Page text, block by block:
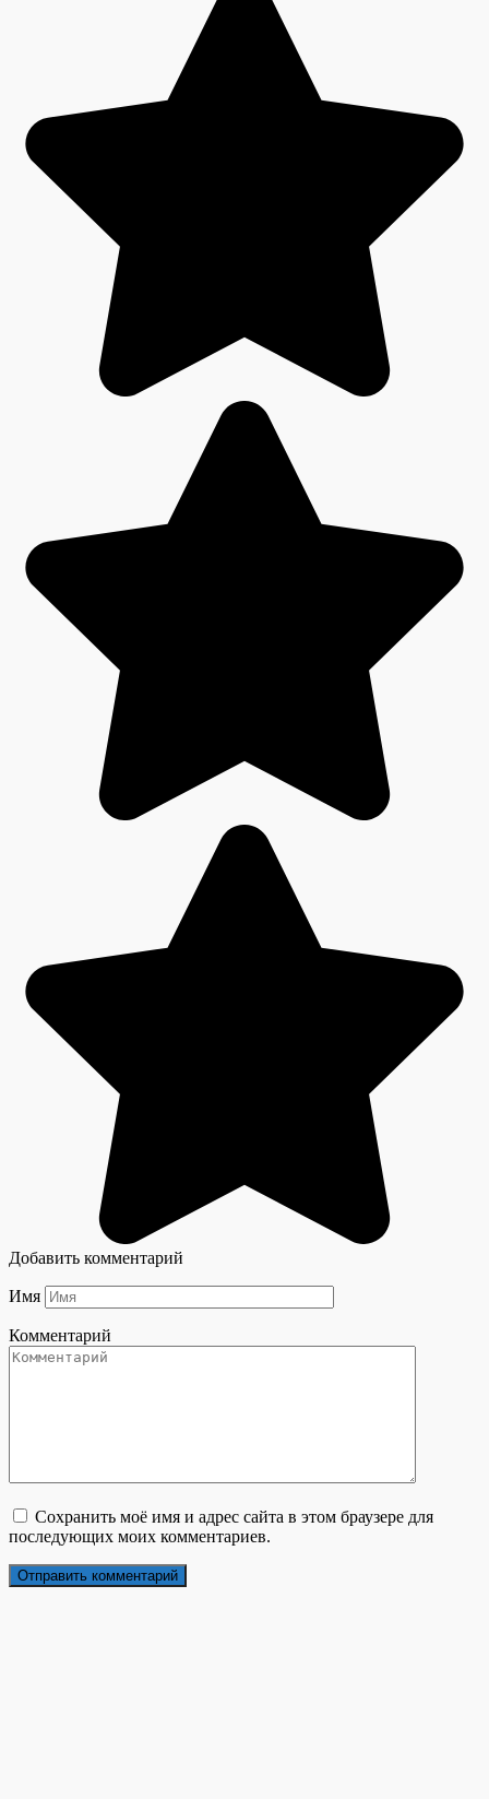
Добавить комментарий
Имя
Комментарий
Сохранить моё имя и адрес сайта в этом браузере для
последующих моих комментариев.